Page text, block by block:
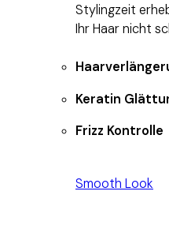
Stylingzeit
Ihr Haar nicht
Keratin
Frizz Kontrolle
Smooth Look